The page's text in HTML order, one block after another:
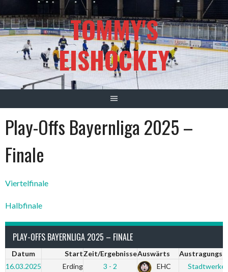
zum
Inhalt
TOMMY'S
EISHOCKEY
Play-Offs Bayernliga 2025 –
Finale
Viertelfinale
Halbfinale
PLAY-OFFS BAYERNLIGA 2025 – FINALE
Datum StartZeit/ErgebnisseAuswärts
16.03.2025
Erding
3 - 2
EHC
Stadtwerke